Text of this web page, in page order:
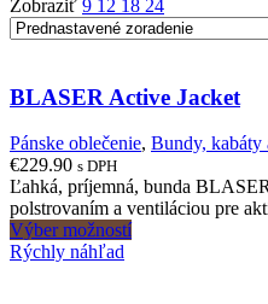
Zobraziť 9 12 18 24
BLASER Active Jacket
Pánske oblečenie, Bundy, kabáty
€229.90 s DPH
Ľahká, príjemná, bunda
polstrovaním a ventiláciou pre
Výber možnostíThis
Rýchly náhľad